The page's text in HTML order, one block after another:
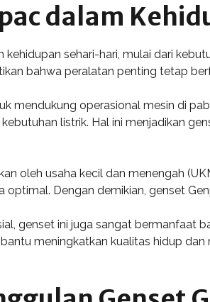
dalam
sehari-hari, mulai dari
bahwa peralatan penting tetap
mendukung operasional mesin di
listrik. Hal ini menjadikan
oleh usaha kecil dan menengah
optimal. Dengan demikian, genset
genset ini juga sangat bermanfaat
meningkatkan kualitas hidup